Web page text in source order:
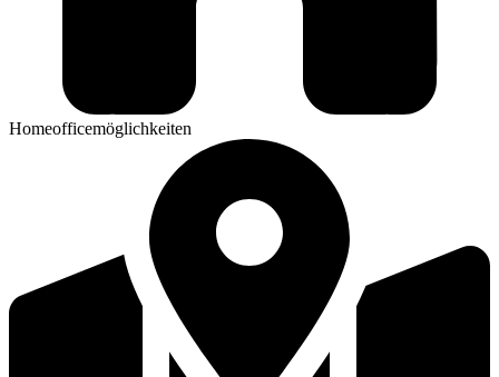
Homeofficemöglichkeiten